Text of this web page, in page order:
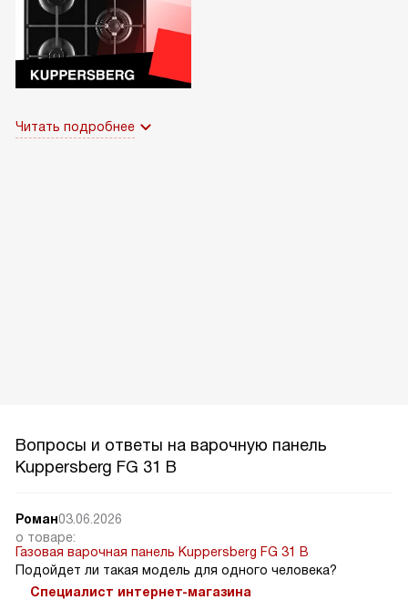
Читать подробнее
Вопросы и ответы на варочную панель
Kuppersberg FG 31 B
Роман03.06.2026
о товаре:
Газовая варочная панель Kuppersberg FG 31 B
Подойдет ли такая модель для одного человека?
Специалист интернет-магазина